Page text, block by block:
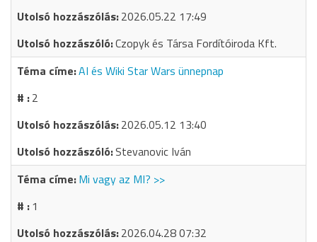
2026.05.22 17:49
Czopyk és Társa Fordítóiroda Kft.
AI és Wiki Star Wars ünnepnap
2
2026.05.12 13:40
Stevanovic Iván
Mi vagy az MI? >>
1
2026.04.28 07:32